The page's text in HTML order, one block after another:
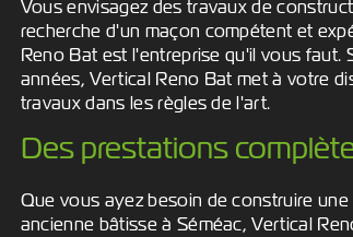
Vous envisagez des travaux de
recherche d'un maçon compétent et
Reno Bat est l'entreprise qu'il vous faut.
années, Vertical Reno Bat met à votre
travaux dans les règles de l'art.
Des prestations
Que vous ayez besoin de construire
ancienne bâtisse à Séméac, Vertical